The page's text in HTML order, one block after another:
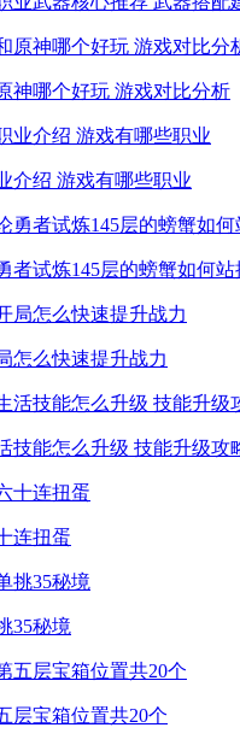
神哪个好玩 游戏对比分析
介绍 游戏有哪些职业
者试炼145层的螃蟹如何站
怎么快速提升战力
技能怎么升级 技能升级攻
连扭蛋
35秘境
层宝箱位置共20个